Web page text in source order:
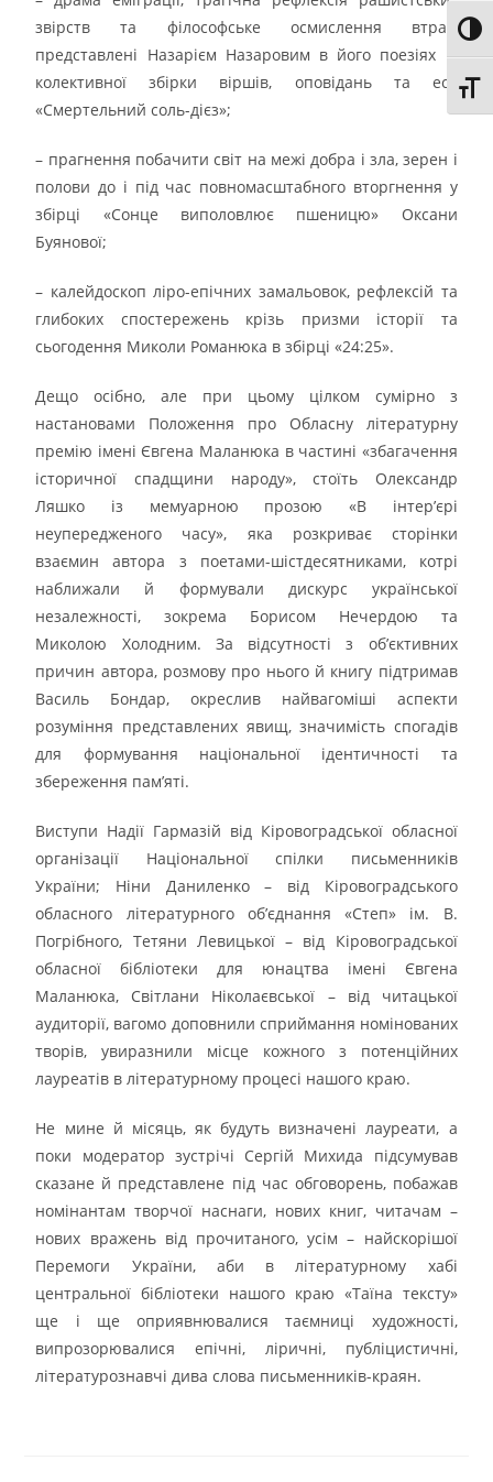
звірств та філософське осмислення втрат,
представлені Назарієм Назаровим в його поезіях із
колективної збірки віршів, оповідань та есе
«Смертельний соль-дієз»;
– прагнення побачити світ на межі добра і зла, зерен і
полови до і під час повномасштабного вторгнення у
збірці «Сонце виполовлює пшеницю» Оксани
Буянової;
– калейдоскоп ліро-епічних замальовок, рефлексій та
глибоких спостережень крізь призми історії та
сьогодення Миколи Романюка в збірці «24:25».
Дещо осібно, але при цьому цілком сумірно з
настановами Положення про Обласну літературну
премію імені Євгена Маланюка в частині «збагачення
історичної спадщини народу», стоїть Олександр
Ляшко із мемуарною прозою «В інтер’єрі
неупередженого часу», яка розкриває сторінки
взаємин автора з поетами-шістдесятниками, котрі
наближали й формували дискурс української
незалежності, зокрема Борисом Нечердою та
Миколою Холодним. За відсутності з об’єктивних
причин автора, розмову про нього й книгу підтримав
Василь Бондар, окреслив найвагоміші аспекти
розуміння представлених явищ, значимість спогадів
для формування національної ідентичності та
збереження пам’яті.
Виступи Надії Гармазій від Кіровоградської обласної
організації Національної спілки письменників
України; Ніни Даниленко – від Кіровоградського
обласного літературного об’єднання «Степ» ім. В.
Погрібного, Тетяни Левицької – від Кіровоградської
обласної бібліотеки для юнацтва імені Євгена
Маланюка, Світлани Ніколаєвської – від читацької
аудиторії, вагомо доповнили сприймання номінованих
творів, увиразнили місце кожного з потенційних
лауреатів в літературному процесі нашого краю.
Не мине й місяць, як будуть визначені лауреати, а
поки модератор зустрічі Сергій Михида підсумував
сказане й представлене під час обговорень, побажав
номінантам творчої наснаги, нових книг, читачам –
нових вражень від прочитаного, усім – найскорішої
Перемоги України, аби в літературному хабі
центральної бібліотеки нашого краю «Таїна тексту»
ще і ще оприявнювалися таємниці художності,
випрозорювалися епічні, ліричні, публіцистичні,
літературознавчі дива слова письменників-краян.